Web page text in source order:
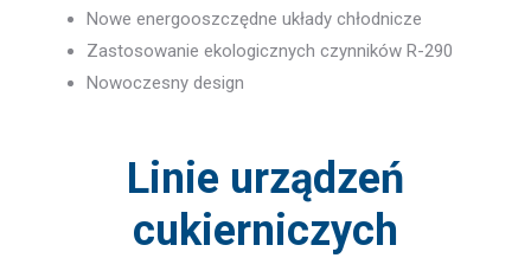
Nowe energooszczędne układy chłodnicze
Zastosowanie ekologicznych czynników R-290
Nowoczesny design
Linie urządzeń
cukierniczych